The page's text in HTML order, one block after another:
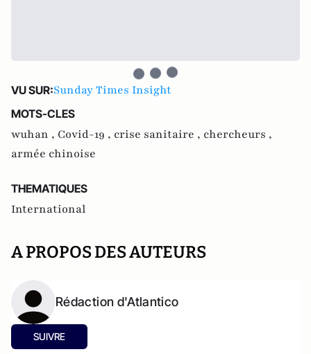
VU SUR:Sunday Times Insight
MOTS-CLES
wuhan , Covid-19 , crise sanitaire , chercheurs ,
armée chinoise
THEMATIQUES
International
A PROPOS DES AUTEURS
Rédaction d'Atlantico
SUIVRE